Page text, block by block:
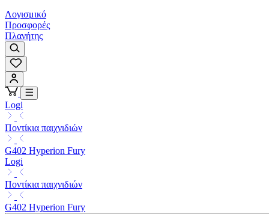
Λογισμικό
Προσφορές
Πλανήτης
Logi
Ποντίκια παιχνιδιών
G402 Hyperion Fury
Logi
Ποντίκια παιχνιδιών
G402 Hyperion Fury